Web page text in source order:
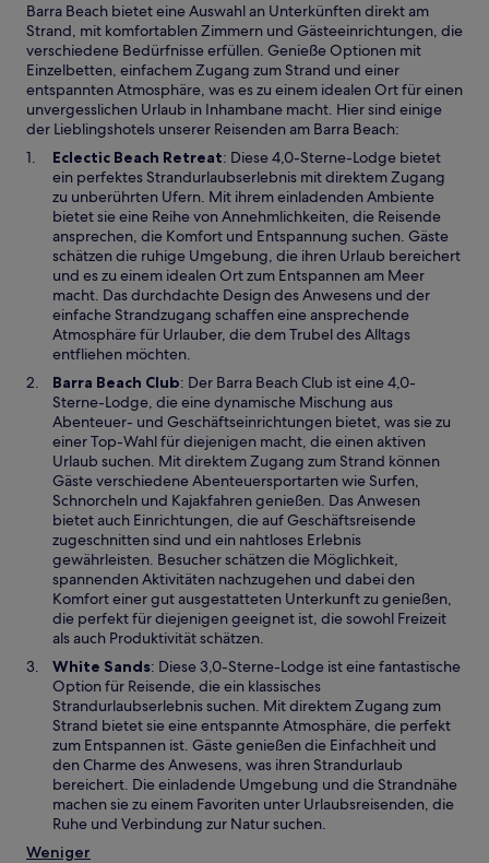
Barra Beach bietet eine Auswahl an Unterkünften direkt am
Strand, mit komfortablen Zimmern und Gästeeinrichtungen, die
verschiedene Bedürfnisse erfüllen. Genieße Optionen mit
Einzelbetten, einfachem Zugang zum Strand und einer
entspannten Atmosphäre, was es zu einem idealen Ort für einen
unvergesslichen Urlaub in Inhambane macht. Hier sind einige
der Lieblingshotels unserer Reisenden am Barra Beach:
Eclectic Beach RetreatW
i
r
d
i
n
e
i
n
e
n
e
u
e
n
F
e
n
s
t
e
r
g
e
ö
f
f
n
e
t
: Diese 4,0-Sterne-Lodge bietet
ein perfektes Strandurlaubserlebnis mit direktem Zugang
zu unberührten Ufern. Mit ihrem einladenden Ambiente
bietet sie eine Reihe von Annehmlichkeiten, die Reisende
ansprechen, die Komfort und Entspannung suchen. Gäste
schätzen die ruhige Umgebung, die ihren Urlaub bereichert
und es zu einem idealen Ort zum Entspannen am Meer
macht. Das durchdachte Design des Anwesens und der
einfache Strandzugang schaffen eine ansprechende
Atmosphäre für Urlauber, die dem Trubel des Alltags
entfliehen möchten.
Barra Beach ClubW
i
r
d
i
n
e
i
n
e
m
n
e
u
n
F
e
n
s
t
e
r
g
: Der Barra Beach Club ist eine 4,0-
Sterne-Lodge, die eine dynamische Mischung aus
Abenteuer- und Geschäftseinrichtungen bietet, was sie zu
einer Top-Wahl für diejenigen macht, die einen aktiven
Urlaub suchen. Mit direktem Zugang zum Strand können
Gäste verschiedene Abenteuersportarten wie Surfen,
Schnorcheln und Kajakfahren genießen. Das Anwesen
bietet auch Einrichtungen, die auf Geschäftsreisende
zugeschnitten sind und ein nahtloses Erlebnis
gewährleisten. Besucher schätzen die Möglichkeit,
spannenden Aktivitäten nachzugehen und dabei den
Komfort einer gut ausgestatteten Unterkunft zu genießen,
die perfekt für diejenigen geeignet ist, die sowohl Freizeit
als auch Produktivität schätzen.
White SandsW
i
r
d
i
n
e
i
n
: Diese 3,0-Sterne-Lodge ist eine fantastische
Option für Reisende, die ein klassisches
Strandurlaubserlebnis suchen. Mit direktem Zugang zum
Strand bietet sie eine entspannte Atmosphäre, die perfekt
zum Entspannen ist. Gäste genießen die Einfachheit und
den Charme des Anwesens, was ihren Strandurlaub
bereichert. Die einladende Umgebung und die Strandnähe
machen sie zu einem Favoriten unter Urlaubsreisenden, die
Ruhe und Verbindung zur Natur suchen.
Weniger